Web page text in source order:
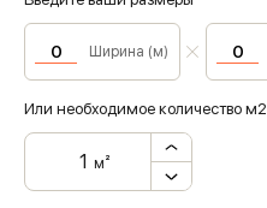
Ширина (м)
Или необходимое количество м2
м²